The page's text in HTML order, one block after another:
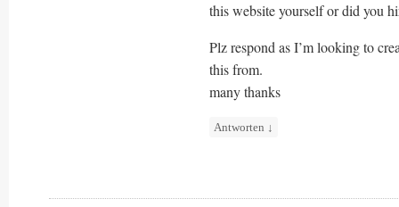
this website yourself or did you
Plz respond as I’m looking to
this from.
many thanks
Antworten ↓